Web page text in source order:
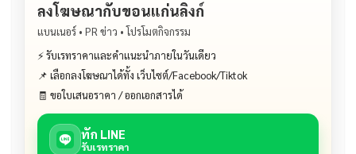
ลงโฆษณากับขอนแก่นลิงก์
แบนเนอร์ • PR ข่าว • โปรโมตกิจกรรม
⚡ รับเรทราคาและคำแนะนำภายในวันเดียว
📌 เลือกลงโฆษณาได้ทั้ง เว็บไซต์/Facebook/Tiktok
🧾 ขอใบเสนอราคา / ออกเอกสารได้
ทัก LINE
รับเรทราคา